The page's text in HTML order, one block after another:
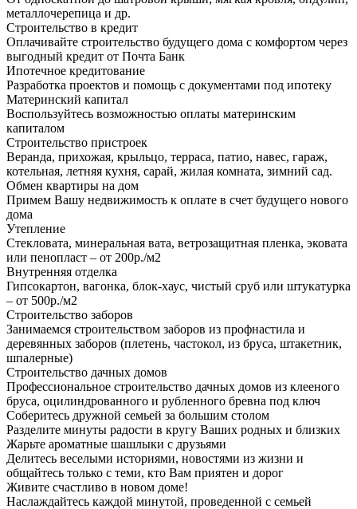
металлочерепица и др.
Строительство в кредит
Оплачивайте строительство будущего дома с комфортом через
выгодный кредит от Почта Банк
Ипотечное кредитование
Разработка проектов и помощь с документами под ипотеку
Материнский капитал
Воспользуйтесь возможностью оплаты материнским
капиталом
Строительство пристроек
Веранда, прихожая, крыльцо, терраса, патио, навес, гараж,
котельная, летняя кухня, сарай, жилая комната, зимний сад.
Обмен квартиры на дом
Примем Вашу недвижимость к оплате в счет будущего нового
дома
Утепление
Стекловата, минеральная вата, ветрозащитная пленка, эковата
или пенопласт – от 200р./м2
Внутренняя отделка
Гипсокартон, вагонка, блок-хаус, чистый сруб или штукатурка
– от 500р./м2
Строительство заборов
Занимаемся строительством заборов из профнастила и
деревянных заборов (плетень, частокол, из бруса, штакетник,
шпалерные)
Строительство дачных домов
Профессиональное строительство дачных домов из клееного
бруса, оцилиндрованного и рубленного бревна под ключ
Соберитесь дружной семьей за большим столом
Разделите минуты радости в кругу Ваших родных и близких
Жарьте ароматные шашлыки с друзьями
Делитесь веселыми историями, новостями из жизни и
общайтесь только с теми, кто Вам приятен и дорог
Живите счастливо в новом доме!
Наслаждайтесь каждой минутой, проведенной с семьей